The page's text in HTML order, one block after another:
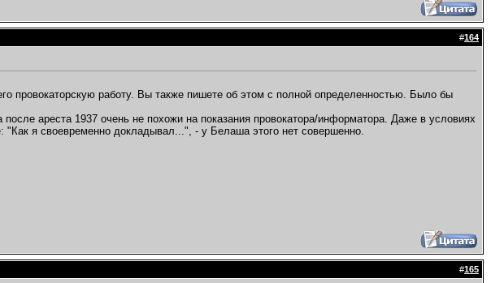
#164
провокаторскую работу. Вы также пишете об этом с полной определенностью. Было бы
ареста 1937 очень не похожи на показания провокатора/информатора. Даже в условиях
"Как я своевременно докладывал...", - у Белаша этого нет совершенно.
#165